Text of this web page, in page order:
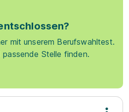
mit unserem Berufswahltest.
Stelle finden.